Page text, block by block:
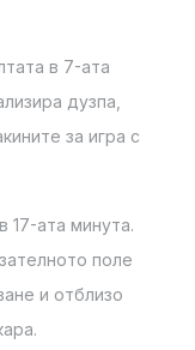
в 7-ата
дузпа,
за игра с
17-ата минута.
поле
и отблизо